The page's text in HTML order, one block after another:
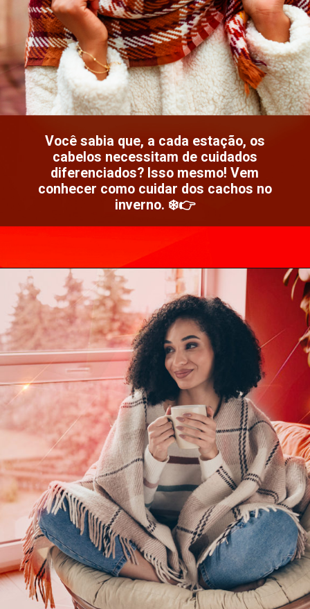
Você sabia que, a cada estação, os
cabelos necessitam de cuidados
diferenciados? Isso mesmo! Vem
conhecer como cuidar dos cachos no
inverno. ❄️👉